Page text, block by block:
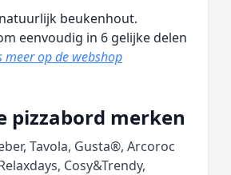
beukenhout.
eenvoudig in 6 gelijke delen
meer op de webshop
pizzabord merken
Tavola, Gusta®, Arcoroc
Cosy&Trendy,